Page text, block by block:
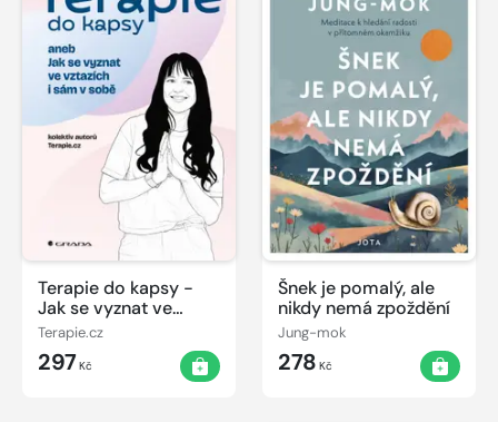
Terapie do kapsy -
Jak se vyznat ve
vztazích i sám v sobě
Terapie.cz
297Kč
Šnek je pomalý, ale
nikdy nemá zpoždění
Jung-mok
278 Kč